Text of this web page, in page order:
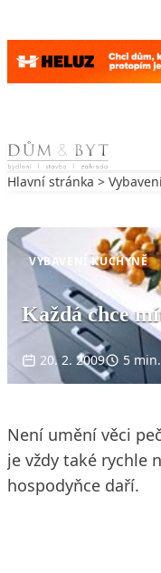
Skip to content
Hlavní stránka >
VYBAVENÍ KUCHYNĚ
Každá chce
20. 2. 2009 5
Není umění věci
je vždy také rychle
hospodyňce daří.